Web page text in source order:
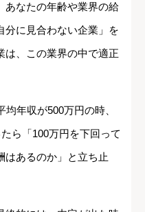
あなたの年齢や業界の給
分に見合わない企業」を
は、この業界の中で適正
年収が500万円の時、
ら「100万円を下回って
はあるのか」と立ち止